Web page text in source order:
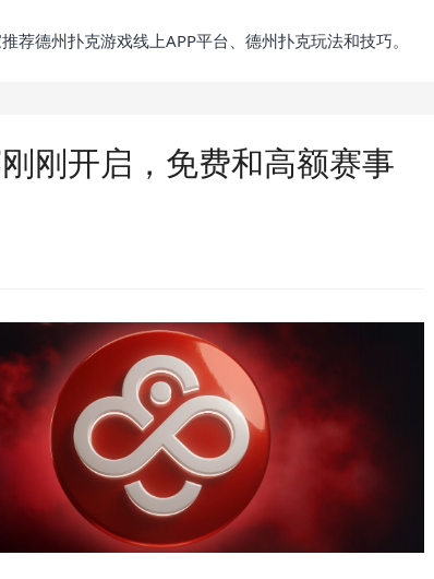
荐德州扑克游戏线上APP平台、德州扑克玩法和技巧。
刚开启，免费和高额赛事